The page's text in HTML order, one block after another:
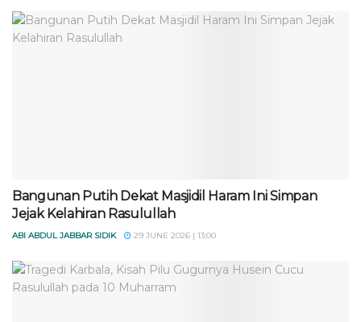
Bangunan Putih Dekat Masjidil Haram Ini Simpan
Jejak Kelahiran Rasulullah
ABI ABDUL JABBAR SIDIK 29 JUNE 2026 | 13:00